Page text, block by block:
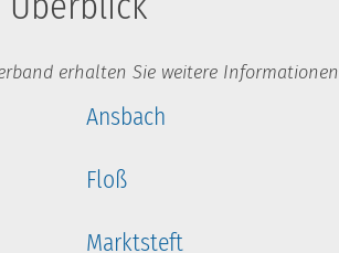
erhalten Sie weitere Informationen
Ansbach
Floß
Marktsteft